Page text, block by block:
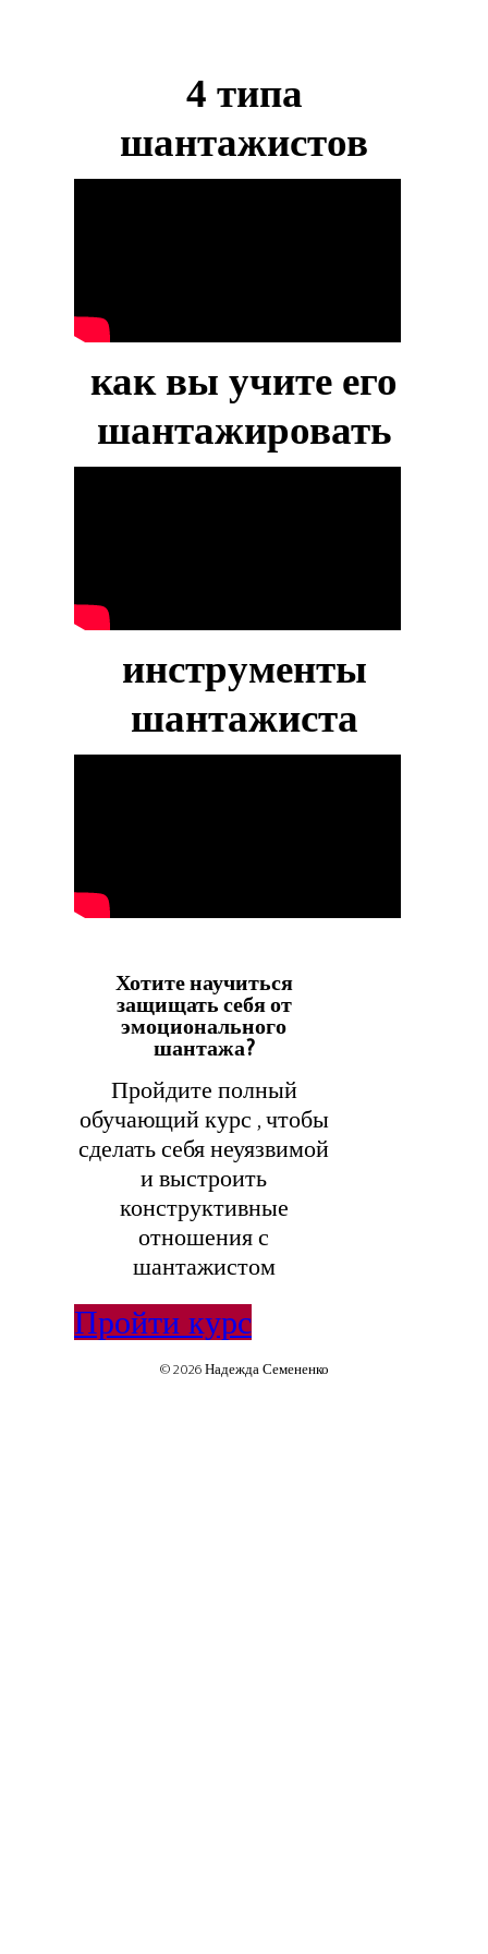
4 типа
шантажистов
как вы учите его
шантажировать
инструменты
шантажиста
Хотите научиться
защищать себя от
эмоционального
шантажа?
Пройдите полный
обучающий курс , чтобы
сделать себя неуязвимой
и выстроить
конструктивные
отношения с
шантажистом
Пройти курс
© 2026 Надежда Семененко